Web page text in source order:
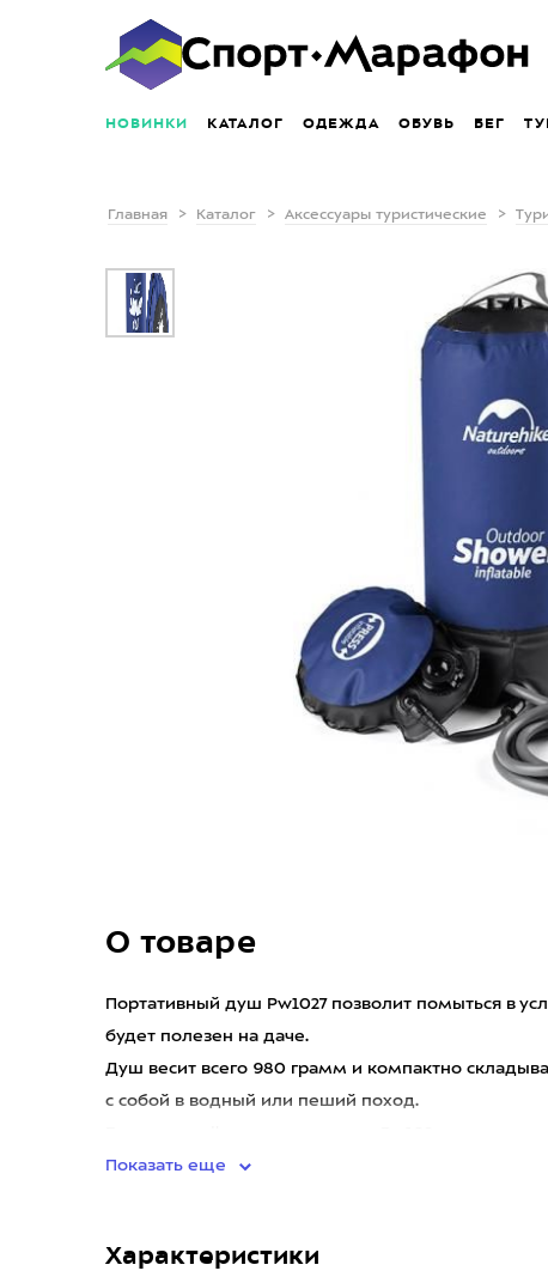
НОВИНКИ КАТАЛОГ ОДЕЖДА ОБУВЬ БЕГ
Главная Каталог Аксессуары туристические
О товаре
Портативный душ Pw1027 позволит помыться в
будет полезен на даче.
Душ весит всего 980 грамм и компактно
с собой в водный или пеший поход.
Показать еще
Характеристики